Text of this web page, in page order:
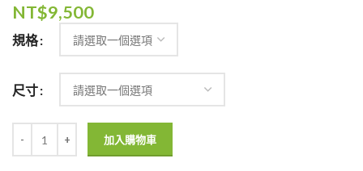
NT$9,500
規格
尺寸
加入購物車